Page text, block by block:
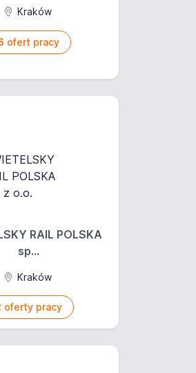
Kraków
ofert pracy
RAIL POLSKA
sp...
Kraków
oferty pracy